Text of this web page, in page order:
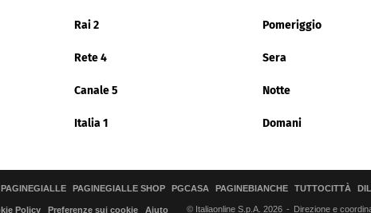
Rai 2 Pomeriggio
Rete 4 Sera
Canale 5 Notte
Italia 1 Domani
PAGINEGIALLE PAGINEGIALLE SHOP PGCASA PAGINEBIANCHE TUTTOCITTÀ
Policy Preferenze sui cookie Aiuto © Italiaonline S.p.A. 2026 Direzione e